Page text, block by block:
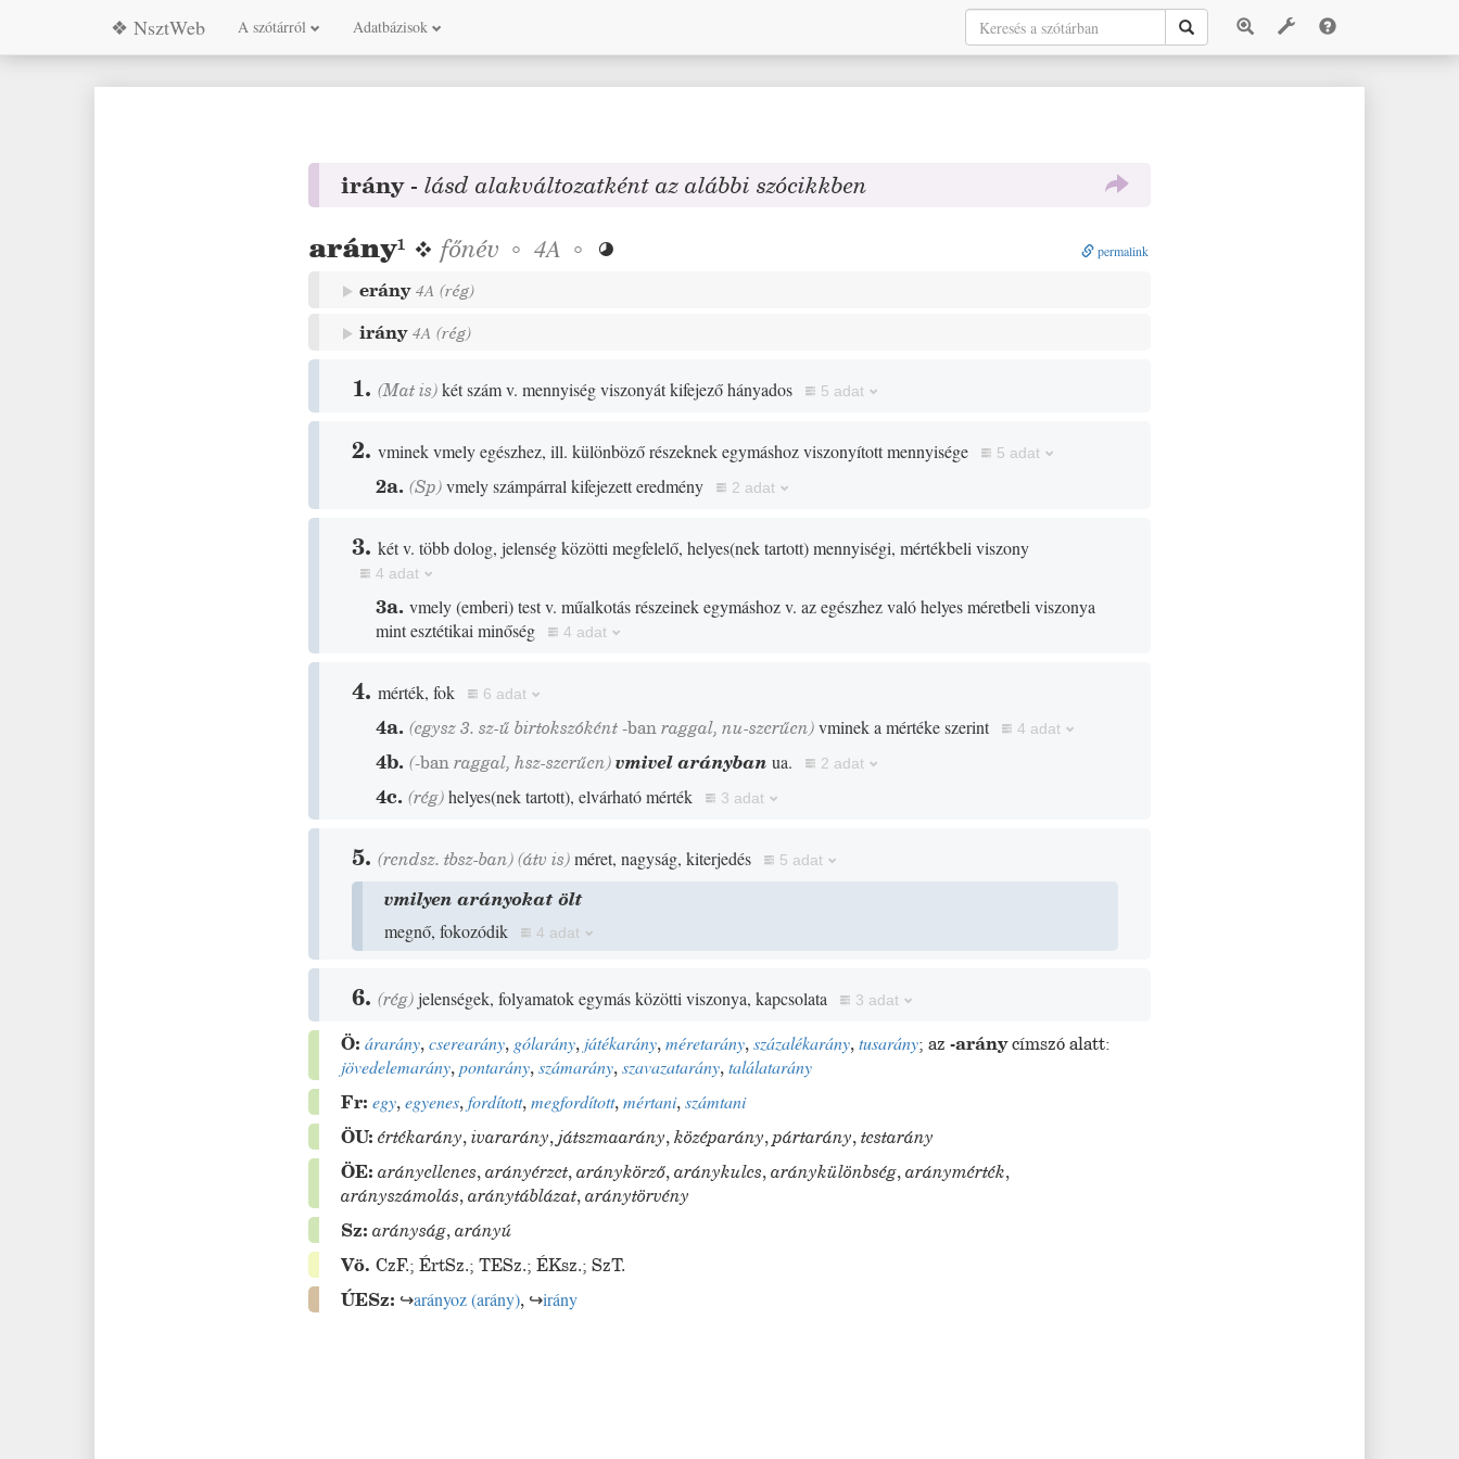
❖ NsztWeb A szótárról Adatbázisok
irány-lásd alakváltozatként az alábbi szócikkben
arány¹ ❖főnév ◦ 4A ◦  permalink
erány 4A (rég)
irány 4A (rég)
1.(Matis) két szám v. mennyiség viszonyát kifejező hányados 5 adat
2.vminek vmely egészhez, ill. különböző részeknek egymáshoz viszonyított mennyisége 5 adat
2a.(Sp) vmely számpárral kifejezett eredmény 2 adat
3.két v. több dolog, jelenség közötti megfelelő, helyes(nek tartott)mennyiségi, mértékbeli viszony
4 adat
3a.vmely(emberi)test v. műalkotás részeinek egymáshoz v. az egészhez való helyes méretbeli viszonya
mint esztétikai minőség
4 adat
4.mérték, fok 6 adat
4a.(egysz 3. sz-ű birtokszóként-banraggal, nu-szerűen) vminek a mértéke szerint 4 adat
4b.(-banraggal, hsz-szerűen)vmivel arányban ua. 2 adat
4c.(rég) helyes(nek tartott), elvárható mérték 3 adat
5.(rendsz. tbsz-ban)(átv is) méret, nagyság, kiterjedés 5 adat
vmilyen arányokat ölt
megnő, fokozódik 4 adat
6.(rég) jelenségek, folyamatok egymás közötti viszonya, kapcsolata 3 adat
Ö: árarány,cserearány, gólarány, játékarány,méretarány,százalékarány,tusarány; az-aránycímszó alatt:
jövedelemarány,pontarány,számarány,szavazatarány,találatarány
Fr: egy,egyenes,fordított,megfordított,mértani,számtani
ÖU: értékarány,ivararány,játszmaarány,középarány,pártarány,testarány
ÖE: arányellenes,arányérzet,aránykörző,aránykulcs,aránykülönbség,aránymérték,
arányszámolás,aránytáblázat,aránytörvény
Sz: arányság,arányú
Vö.CzF.;ÉrtSz.;TESz.;ÉKsz.;SzT.
ÚESz: ↪arányoz(arány), ↪irány